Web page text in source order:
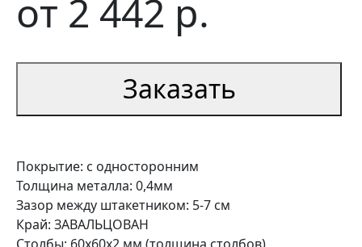
от 2 442 р.
Заказать
Покрытие: с односторонним
Толщина металла: 0,4мм
Зазор между штакетником: 5-7 см
Край: ЗАВАЛЬЦОВАН